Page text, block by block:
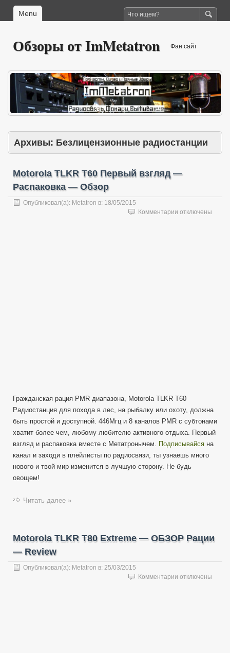
Menu
Обзоры от ImMetatron Фан сайт
Архивы: Безлицензионные радиостанции
Motorola TLKR T60 Первый взгляд —
Распаковка — Обзор
Опубликовал(а): Metatron в: 18/05/2015
Комментарии котключены
Гражданская рация PMR диапазона, Motorola TLKR T60
Радиостанция для похода в лес, на рыбалку или охоту, должна
быть простой и доступной. 446Мгц и 8 каналов PMR с субтонами
хватит более чем, любому любителю активного отдыха. Первый
взгляд и распаковка вместе с Метатронычем. Подписывайся на
канал и заходи в плейлисты по радиосвязи, ты узнаешь много
нового и твой мир изменится в лучшую сторону. Не будь
овощем!
Читать далее »
Motorola TLKR T80 Extreme — ОБЗОР Рации
— Review
Опубликовал(а): Metatron в: 25/03/2015
Комментарии котключены